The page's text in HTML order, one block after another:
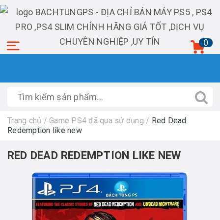
0
Trang chủ / Game PS4 đã qua sử dụng / Red Dead
Redemption like new
RED DEAD REDEMPTION LIKE NEW